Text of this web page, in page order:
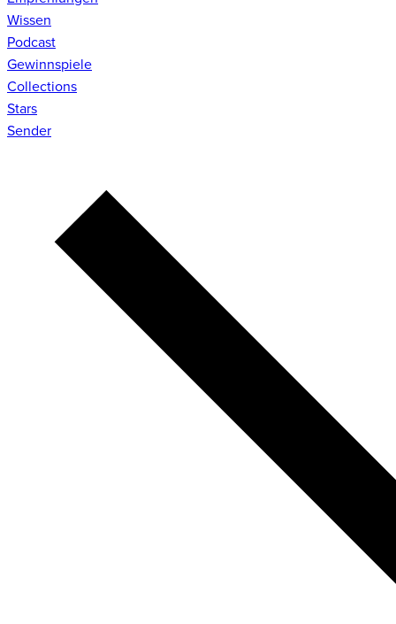
Wissen
Podcast
Gewinnspiele
Collections
Stars
Sender